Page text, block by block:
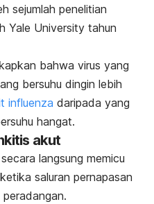
sejumlah penelitian
Yale University tahun
bahwa virus yang
bersuhu dingin lebih
influenza daripada yang
hangat.
akut
langsung memicu
saluran pernapasan
peradangan.